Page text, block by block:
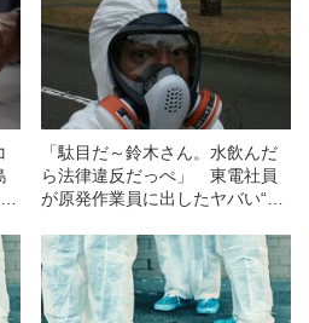
「駄目だ～鈴木さん。水飲んだ
ら法律違反だっぺ」 東電社員
が原発作業員に出したヤバい“命